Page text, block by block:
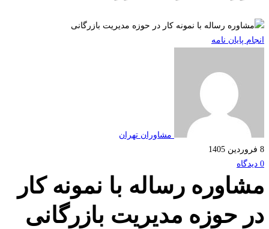
پایان نامه
مشاوران تهران
رساله با نمونه کار
حوزه مدیریت بازرگانی